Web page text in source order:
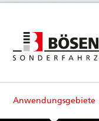
Anwendungsgebiete